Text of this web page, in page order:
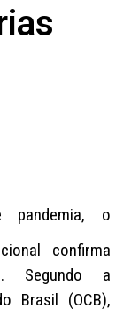
o
confirma
Segundo a
Brasil (OCB),